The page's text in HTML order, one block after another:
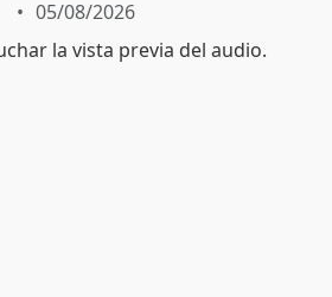
05/08/2026